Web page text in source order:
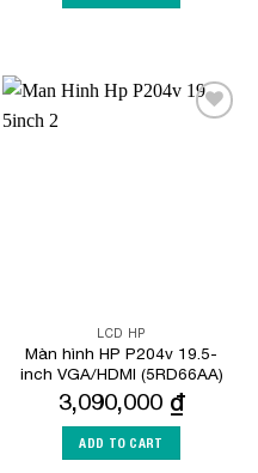
LCD HP
Màn hình HP P204v 19.5-
inch VGA/HDMI (5RD66AA)
3,090,000 ₫
ADD TO CART